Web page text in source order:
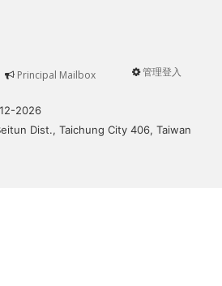
User
管理登入
Principal Mailbox
2026
Dist., Taichung City 406, Taiwan